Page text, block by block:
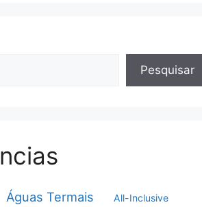
Pesquisar
Águas Termais All-Inclusive